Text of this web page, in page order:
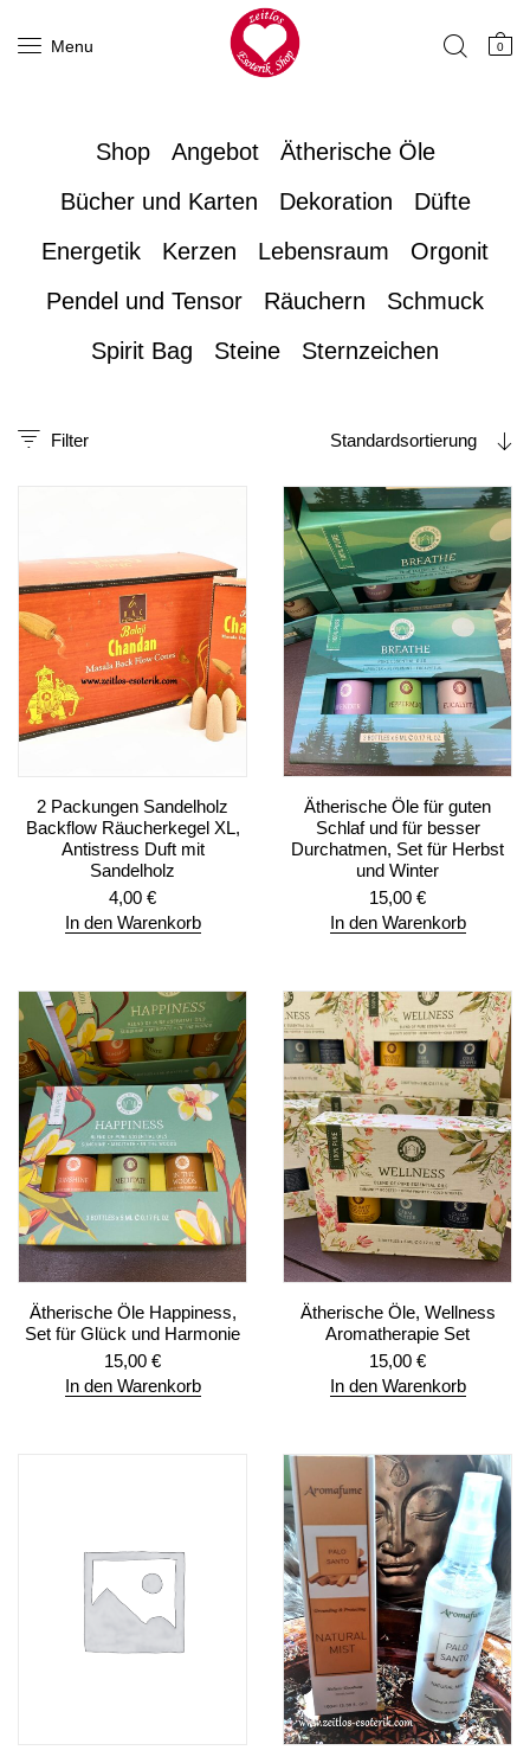
Menu 0
Filter
Shop Angebot
Ätherische Öle
Bücher und Karten
Dekoration
Düfte
Energetik
Kerzen Lebensraum
Orgonit
Pendel und Tensor
Räuchern
Schmuck
Spirit Bag
Steine Sternzeichen
Standardsortierung
2 Packungen Sandelholz
Backflow Räucherkegel XL,
Antistress Duft mit
Sandelholz
4,00 €
In den Warenkorb
Ätherische Öle für guten
Schlaf und für besser
Durchatmen, Set für Herbst
und Winter
15,00 €
In den Warenkorb
Ätherische Öle Happiness,
Set für Glück und Harmonie
15,00 €
In den Warenkorb
Ätherische Öle, Wellness
Aromatherapie Set
15,00 €
In den Warenkorb